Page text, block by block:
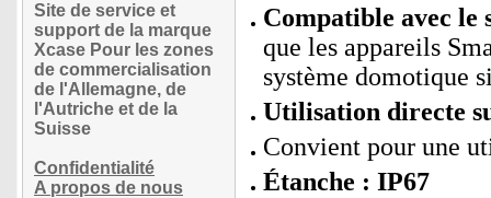
Site de service et
support de la marque
Xcase Pour les zones
de commercialisation
de l'Allemagne, de
l'Autriche et de la
Suisse
Confidentialité
A propos de nous
Compatible avec le
que les appareils
système domotique
Utilisation directe
Convient pour une
Étanche : IP67